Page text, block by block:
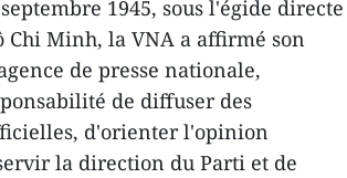
1945, sous l'égide directe
Chi Minh, la VNA a affirmé son
de presse nationale,
de diffuser des
d'orienter l'opinion
la direction du Parti et de